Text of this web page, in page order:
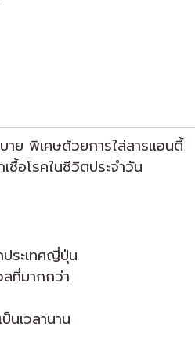
าย พิเศษด้วยการใส่สารแอนตี้
ชื้อโรคในชีวิตประจำวัน
ระเทศญี่ปุ่น
ลที่มากกว่า
นเวลานาน